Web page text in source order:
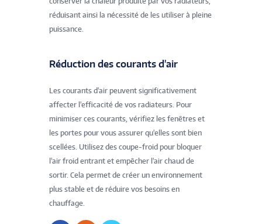
réduisant ainsi la nécessité de les utiliser à pleine
puissance.
Réduction des courants d'air
Les courants d'air peuvent significativement
affecter l'efficacité de vos radiateurs. Pour
minimiser ces courants, vérifiez les fenêtres et
les portes pour vous assurer qu'elles sont bien
scellées. Utilisez des coupe-froid pour bloquer
l'air froid entrant et empêcher l'air chaud de
sortir. Cela permet de créer un environnement
plus stable et de réduire vos besoins en
chauffage.